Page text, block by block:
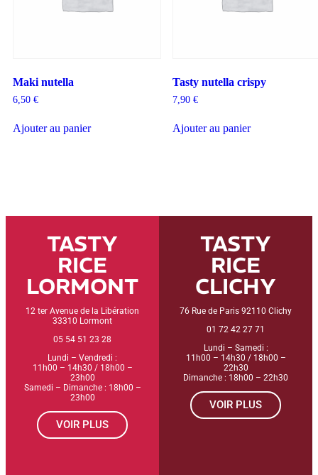
Maki nutella
6,50 €
Ajouter au panier
Tasty nutella crispy
7,90 €
Ajouter au panier
TASTY
RICE
LORMONT
12 ter Avenue de la Libération
33310 Lormont
05 54 51 23 28
Lundi – Vendredi :
11h00 – 14h30 / 18h00 –
23h00
Samedi – Dimanche : 18h00 –
23h00
VOIR PLUS
TASTY
RICE
CLICHY
76 Rue de Paris 92110 Clichy
01 72 42 27 71
Lundi – Samedi :
11h00 – 14h30 / 18h00 –
22h30
Dimanche : 18h00 – 22h30
VOIR PLUS